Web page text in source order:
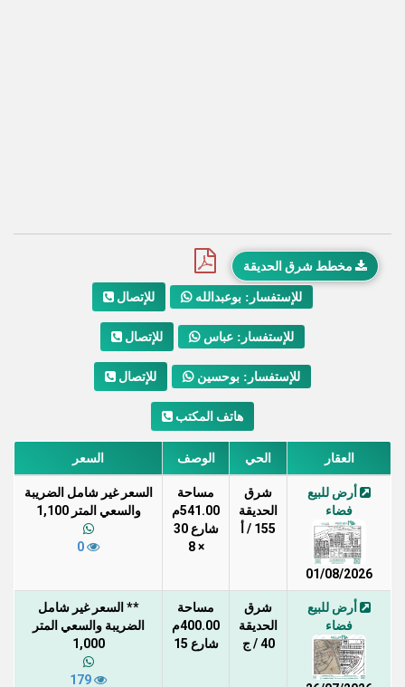
مخطط شرق الحديقة
للإتصال للإستفسار: بوعبدالله
للإتصال للإستفسار: عباس
للإتصال للإستفسار: بوحسين
هاتف المكتب
العقار الحي الوصف السعر
أرض للبيع
فضاء
01/08/2026
شرق
الحديقة
155 / أ
مساحة
541.00م
شارع 30
× 8
السعر غير شامل الضريبة
والسعي المتر 1,100
أرض للبيع
فضاء
شرق
الحديقة
40 / ج
مساحة
400.00م
شارع 15
** السعر غير شامل
الضريبة والسعي المتر
1,000